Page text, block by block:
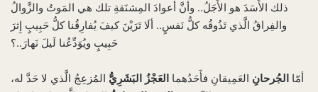
ذلك الأَسَدَ هو الأَجَلُ.. وأنَّ أَعوادَ المِشنَقةِ تلك هي المَوتُ والزَّوالُ
والفِراقُ الَّذي تَذُوقُه كلُّ نَفسٍ.. ألَا تَرَيْنَ كيفَ يُفارِقُنا كلُّ حَبِيبٍ إِثرَ
حَبِيبٍ ويُوَدِّعُنا لَيلَ نَهارَ..؟
أمّا الجُرحانِ العَمِيقانِ فأَحَدُهما العَجْزُ البَشَرِيُّ المُزعِجُ الَّذي لا حَدَّ له،